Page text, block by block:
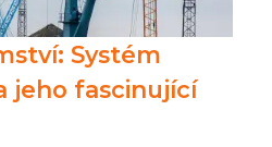
Systém
jeho fascinující